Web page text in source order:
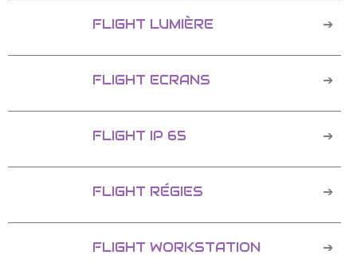
FLIGHT LUMIÈRE
FLIGHT ECRANS
FLIGHT IP 65
FLIGHT RÉGIES
FLIGHT WORKSTATION